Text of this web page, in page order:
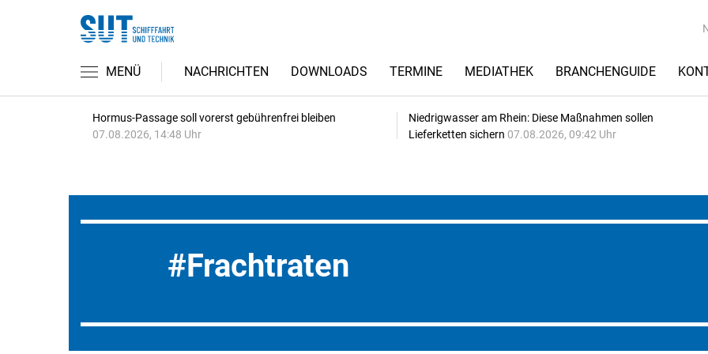
MENÜ NACHRICHTEN DOWNLOADS TERMINE MEDIATHEK BRANCHENGUIDE
Hormus-Passage soll vorerst gebührenfrei bleiben
07.08.2026, 14:48 Uhr
Niedrigwasser am Rhein: Diese Maßnahmen sollen
Lieferketten sichern 07.08.2026, 09:42 Uhr
Frachtraten